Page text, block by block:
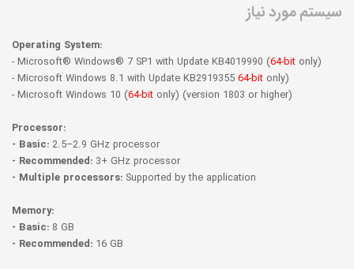
سیستم مورد نیاز
Operating System:
- Microsoft® Windows® 7 SP1 with Update KB4019990 (64-bit only)
- Microsoft Windows 8.1 with Update KB2919355 64-bit only)
- Microsoft Windows 10 (64-bit only) (version 1803 or higher)
Processor:
- Basic: 2.5–2.9 GHz processor
- Recommended: 3+ GHz processor
- Multiple processors: Supported by the application
Memory:
- Basic: 8 GB
- Recommended: 16 GB